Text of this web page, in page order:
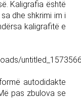
Kaligrafia është
dhe shkrimi im i
kaligrafitë e
autodidakte
pas zbulova se